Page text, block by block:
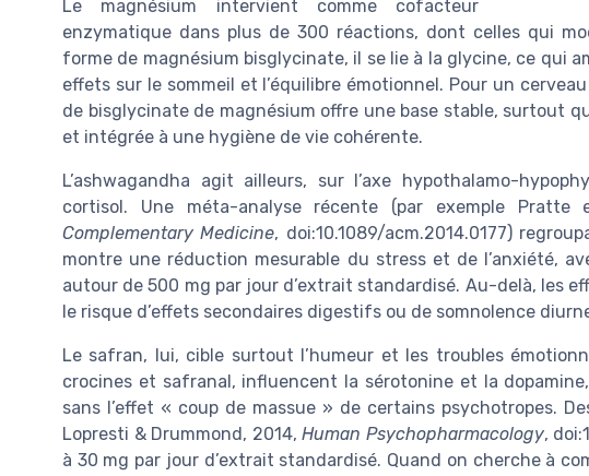
Le magnésium intervient comme cofacteur
enzymatique dans plus de 300 réactions, dont celles qui
forme de magnésium bisglycinate, il se lie à la glycine, ce qui
effets sur le sommeil et l’équilibre émotionnel. Pour un
de bisglycinate de magnésium offre une base stable, surtout
et intégrée à une hygiène de vie cohérente.
L’ashwagandha agit ailleurs, sur l’axe hypothalamo-
cortisol. Une méta-analyse récente (par exemple Pratte
Complementary Medicine, doi:10.1089/acm.2014.0177)
montre une réduction mesurable du stress et de l’anxiété,
autour de 500 mg par jour d’extrait standardisé. Au-delà, les
le risque d’effets secondaires digestifs ou de somnolence
Le safran, lui, cible surtout l’humeur et les troubles
crocines et safranal, influencent la sérotonine et la
sans l’effet « coup de massue » de certains psychotropes.
Lopresti & Drummond, 2014,Human Psychopharmacology,
à 30 mg par jour d’extrait standardisé. Quand on cherche à